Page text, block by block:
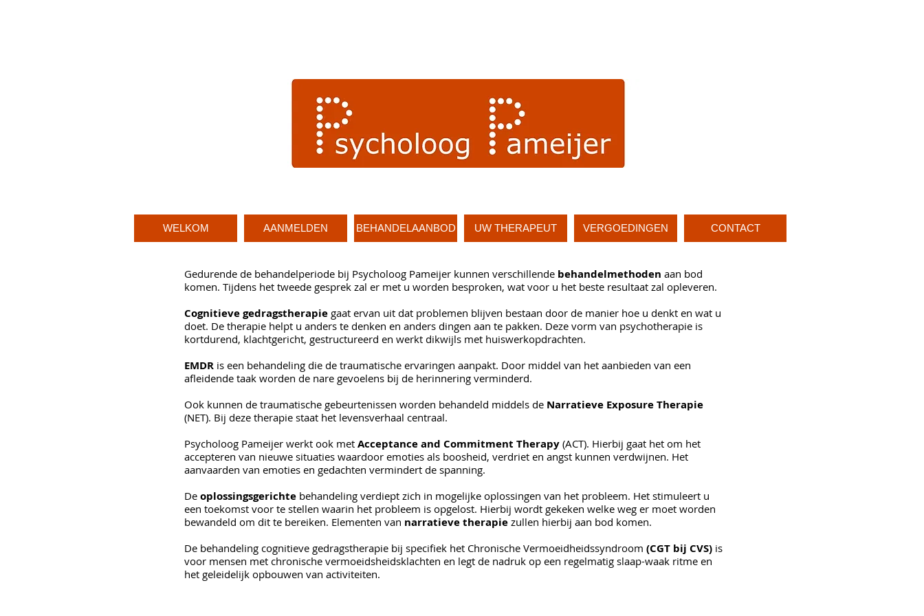
WELKOM AANMELDEN BEHANDELAANBOD UW THERAPEUT VERGOEDINGEN CONTACT
Gedurende de behandelperiode bij Psycholoog Pameijer kunnen verschillende behandelmethoden aan bod
komen. Tijdens het tweede gesprek zal er met u worden besproken, wat voor u het beste resultaat zal opleveren.
Cognitieve gedragstherapie gaat ervan uit dat problemen blijven bestaan door de manier hoe u denkt en wat u
doet. De therapie helpt u anders te denken en anders dingen aan te pakken. Deze vorm van psychotherapie is
kortdurend, klachtgericht, gestructureerd en werkt dikwijls met huiswerkopdrachten.
EMDR is een behandeling die de traumatische ervaringen aanpakt. Door middel van het aanbieden van een
afleidende taak worden de nare gevoelens bij de herinnering verminderd.
Ook kunnen de traumatische gebeurtenissen worden behandeld middels de Narratieve Exposure Therapie
(NET). Bij deze therapie staat het levensverhaal centraal.
Psycholoog Pameijer werkt ook met Acceptance and Commitment Therapy (ACT). Hierbij gaat het om het
accepteren van nieuwe situaties waardoor emoties als boosheid, verdriet en angst kunnen verdwijnen. Het
aanvaarden van emoties en gedachten vermindert de spanning.
De oplossingsgerichte behandeling verdiept zich in mogelijke oplossingen van het probleem. Het stimuleert u
een toekomst voor te stellen waarin het probleem is opgelost. Hierbij wordt gekeken welke weg er moet worden
bewandeld om dit te bereiken. Elementen van narratieve therapie zullen hierbij aan bod komen.
De behandeling cognitieve gedragstherapie bij specifiek het Chronische Vermoeidheidssyndroom (CGT bij CVS) is
voor mensen met chronische vermoeidsheidsklachten en legt de nadruk op een regelmatig slaap-waak ritme en
het geleidelijk opbouwen van activiteiten.